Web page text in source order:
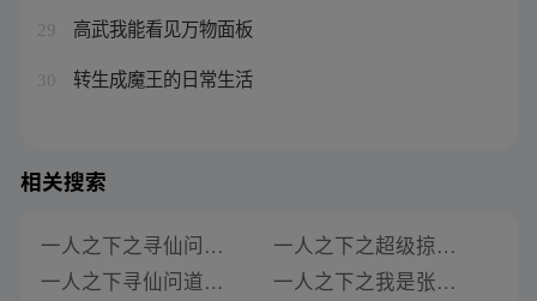
29 高武我能看见万物面板
30 转生成魔王的日常生活
相关搜索
一人之下之寻仙问道txt下载
一人之下寻仙问道小说下载
一人之下之超级掠夺txt下载
一人之下之我是张楚岚txt下载